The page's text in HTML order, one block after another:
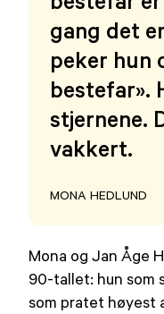
gang det
peker hun
bestefar».
stjernene.
vakkert.
MONA HEDLUND
Mona og Jan Åge
90-tallet: hun som
som pratet høyest